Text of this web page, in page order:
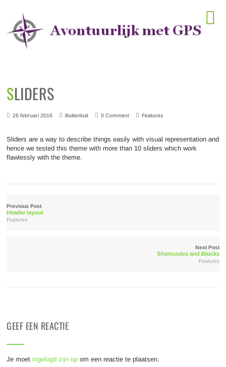
SLIDERS
26 februari 2016 Buitenlust 0 Comment Features
Sliders are a way to describe things easily with visual representation and
hence we tested this theme with more than 10 sliders which work
flawlessly with the theme.
Previous Post
Header layout
Features
Next Post
Shortcodes and Blocks
Features
GEEF EEN REACTIE
Je moetingelogd zijn op om een reactie te plaatsen.